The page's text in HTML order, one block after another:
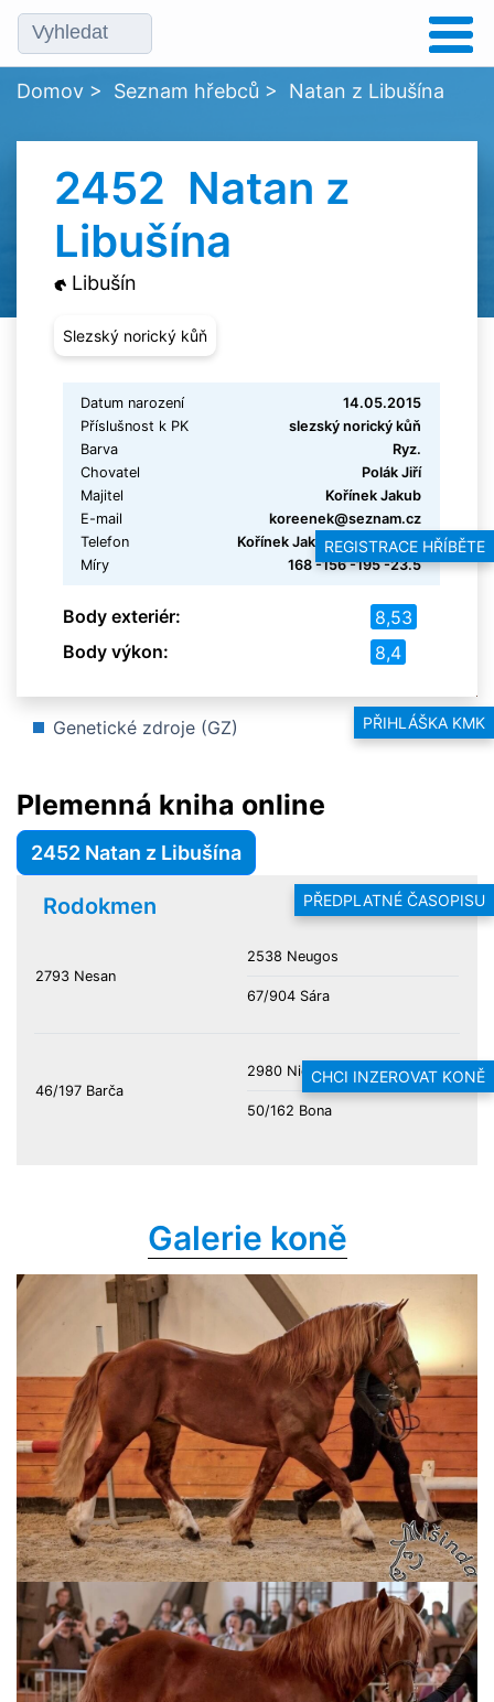
REGISTRACE HŘÍBĚTE
PŘIHLÁŠKA KMK
PŘEDPLATNÉ ČASOPISU
CHCI INZEROVAT KONĚ
Domov > Seznam hřebců > Natan z Libušína
2452 Natan z
Libušína
Libušín
Slezský norický kůň
Datum narození
14.05.2015
Příslušnost k PK
slezský norický kůň
Barva
Ryz.
Chovatel
Polák Jiří
Majitel
Kořínek Jakub
E-mail
koreenek@seznam.cz
Telefon
Kořínek Jakub 602 393 155
Míry
168 -156 -195 -23.5
Body exteriér:
8,53
Body výkon:
8,4
Genetické zdroje (GZ)
Plemenná kniha online
2452 Natan z Libušína
Rodokmen
2793 Nesan
2538 Neugos
67/904 Sára
46/197 Barča
2980 Nick
50/162 Bona
Galerie koně